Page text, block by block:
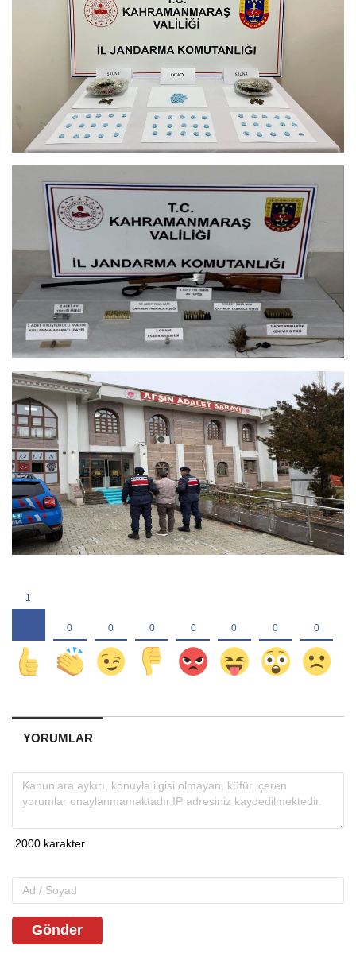
YORUMLAR
Gönder